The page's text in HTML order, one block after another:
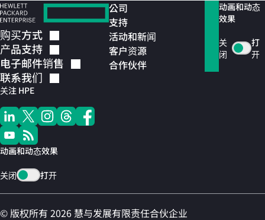
购买方式
产品支持
电子邮件销售
联系我们
关注 HPE
动画和动态效果
关闭 打开
公司
支持
活动和新闻
客户资源
合作伙伴
动画和动态
效果
关
闭
打
开
© 版权所有 2026 慧与发展有限责任合伙企业